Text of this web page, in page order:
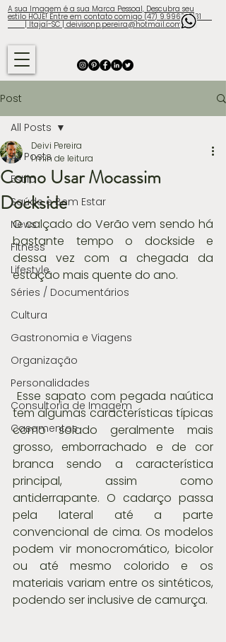
A sua Imagem é a sua Marca Pessoal, Descubra seu
estilo HOJE! Entre em contato comigo (47) 9.9960-3131
| Itajaí-SC | deivisonp.pereira@hotmail.com
Post
All Posts
Estilo
Saúde e Bem Estar
News
Fitness
Lifestyle
Séries / Documentários
Cultura
Gastronomia e Viagens
Organização
Personalidades
Consultoria de Imagem
Casamentos
All Posts
Como Usar Mocassim
Dockside
Deivi Pereira
1 min de leitura
O calçado do Verão vem sendo há
bastante tempo o dockside e
dessa vez com a chegada da
estação mais quente do ano.
tem algumas características típicas
como solado geralmente mais
grosso, emborrachado e de cor
branca sendo a característica
principal, assim como
antiderrapante. O cadarço passa
pela lateral até a parte
convencional de cima. Os modelos
podem vir monocromático, bicolor
ou até mesmo colorido e os
materiais variam entre os sintéticos,
podendo ser inclusive de camurça.